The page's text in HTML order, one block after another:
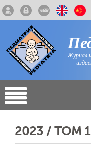
Журнал
2023 / ТОМ